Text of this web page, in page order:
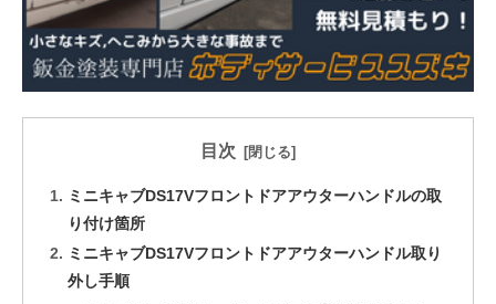
目次
ミニキャブDS17Vフロントドアアウターハンドルの取
り付け箇所
ミニキャブDS17Vフロントドアアウターハンドル取り
外し手順